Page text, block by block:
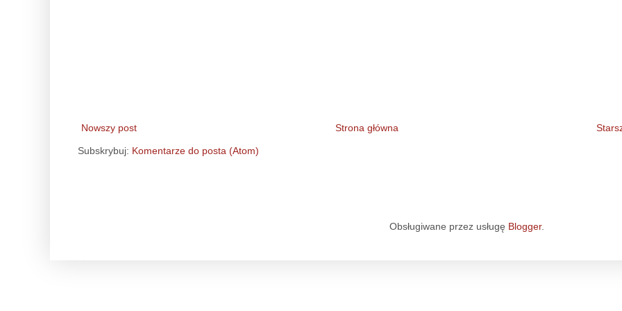
Nowszy post Strona główna
Subskrybuj: Komentarze do posta (Atom)
Obsługiwane przez usługę Blogger.